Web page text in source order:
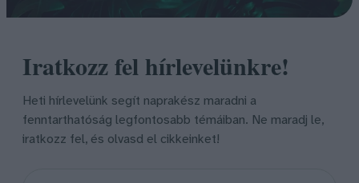
Iratkozz fel hírlevelünkre!
Heti hírlevelünk segít naprakész maradni a
fenntarthatóság legfontosabb témáiban. Ne maradj le,
iratkozz fel, és olvasd el cikkeinket!